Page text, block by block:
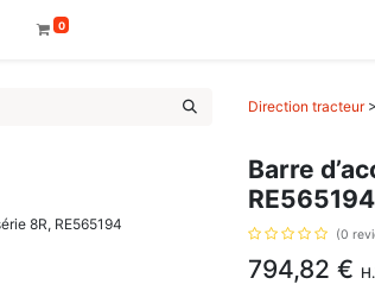
0
Direction tracteur>
Barre
RE565194
(0
794,82 €